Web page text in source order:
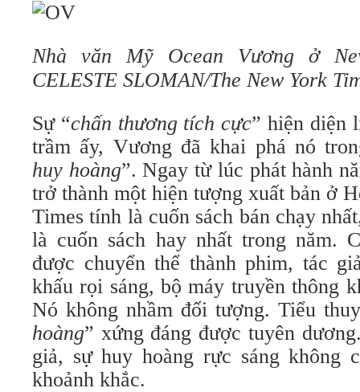
Nhà văn Mỹ Ocean Vương ở
CELESTE SLOMAN/The New York
Sự “chấn thương tích cực” hiện diện
trầm ấy, Vương đã khai phá nó
huy hoàng”. Ngay từ lúc phát hành
trở thành một hiện tượng xuất bản ở
Times tính là cuốn sách bán chạy
là cuốn sách hay nhất trong năm.
được chuyển thể thành phim, tác
khấu rọi sáng, bộ máy truyền thông
Nó không nhầm đối tượng. Tiểu
hoàng” xứng đáng được tuyên
giả, sự huy hoàng rực sáng không
khoảnh khắc.